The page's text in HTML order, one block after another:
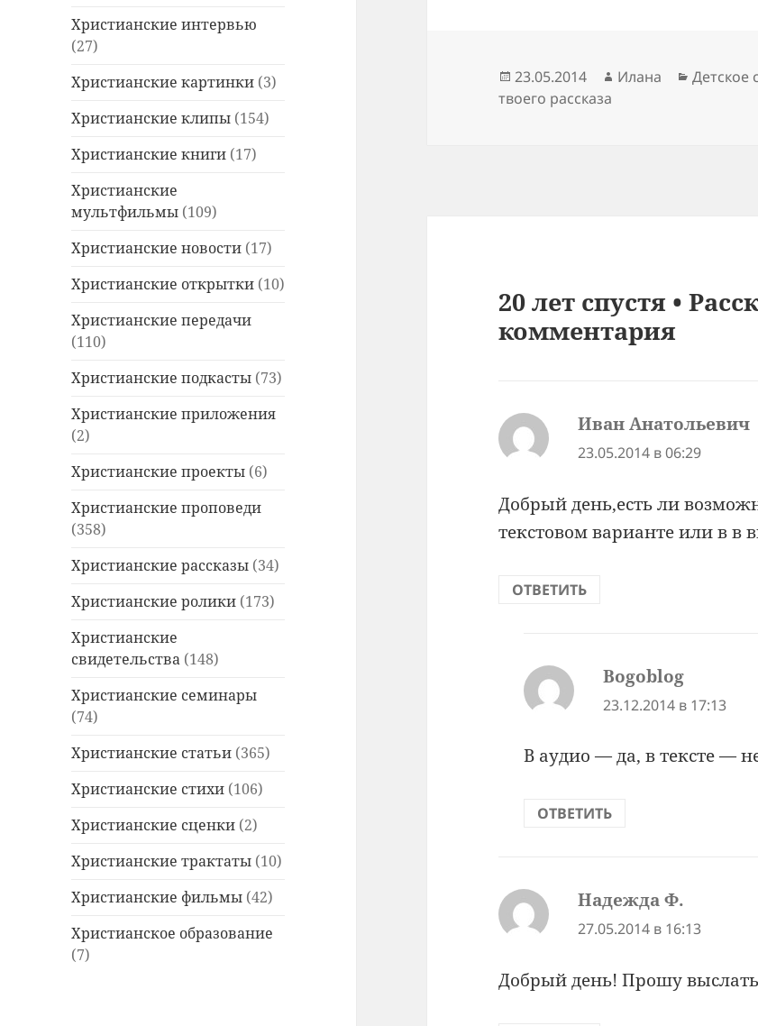
Христианские интервью
(27)
Христианские картинки (3)
Христианские клипы (154)
Христианские книги (17)
Христианские
мультфильмы (109)
Христианские новости (17)
Христианские открытки (10)
Христианские передачи
(110)
Христианские подкасты (73)
Христианские приложения
(2)
Христианские проекты (6)
Христианские проповеди
(358)
Христианские рассказы (34)
Христианские ролики (173)
Христианские
свидетельства (148)
Христианские семинары
(74)
Христианские статьи (365)
Христианские стихи (106)
Христианские сценки (2)
Христианские трактаты (10)
Христианские фильмы (42)
Христианское образование
(7)
Опубликовано
23.05.2014 Автор
Илана Рубрики
Детское
твоего рассказа
20 лет спустя •
комментария
Иван Анатольевич
23.05.2014 в 06:29
Добрый день,есть ли
текстовом варианте или в в
ОТВЕТИТЬ
Bogoblog
23.12.2014 в 17:13
В аудио — да, в тексте —
ОТВЕТИТЬ
Надежда Ф.
27.05.2014 в 16:13
Добрый день! Прошу